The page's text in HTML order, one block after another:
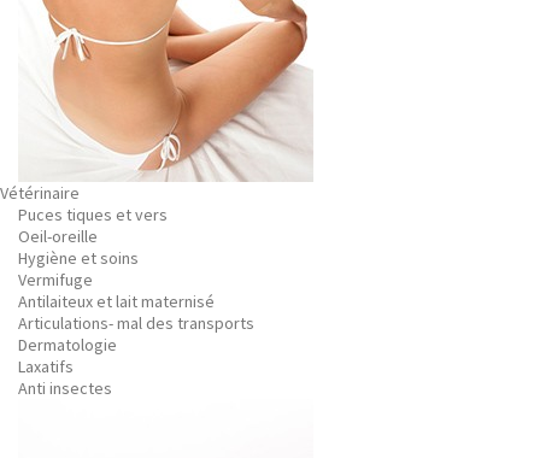
Vétérinaire
Puces tiques et vers
Oeil-oreille
Hygiène et soins
Vermifuge
Antilaiteux et lait maternisé
Articulations- mal des transports
Dermatologie
Laxatifs
Anti insectes